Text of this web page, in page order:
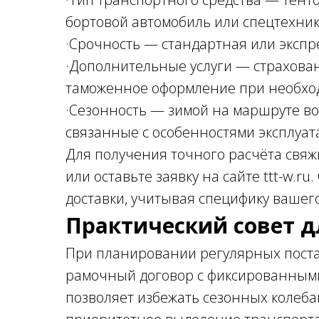
бортовой автомобиль или
·Срочность — стандартная или
·Дополнительные услуги —
таможенное оформление при
·Сезонность — зимой на маршруте
связанные с особенностями
Для получения точного расчёта
или оставьте заявку на сайте ttt-
доставки, учитывая специфику
Практический совет
При планировании регулярных
рамочный договор с
позволяет избежать сезонных